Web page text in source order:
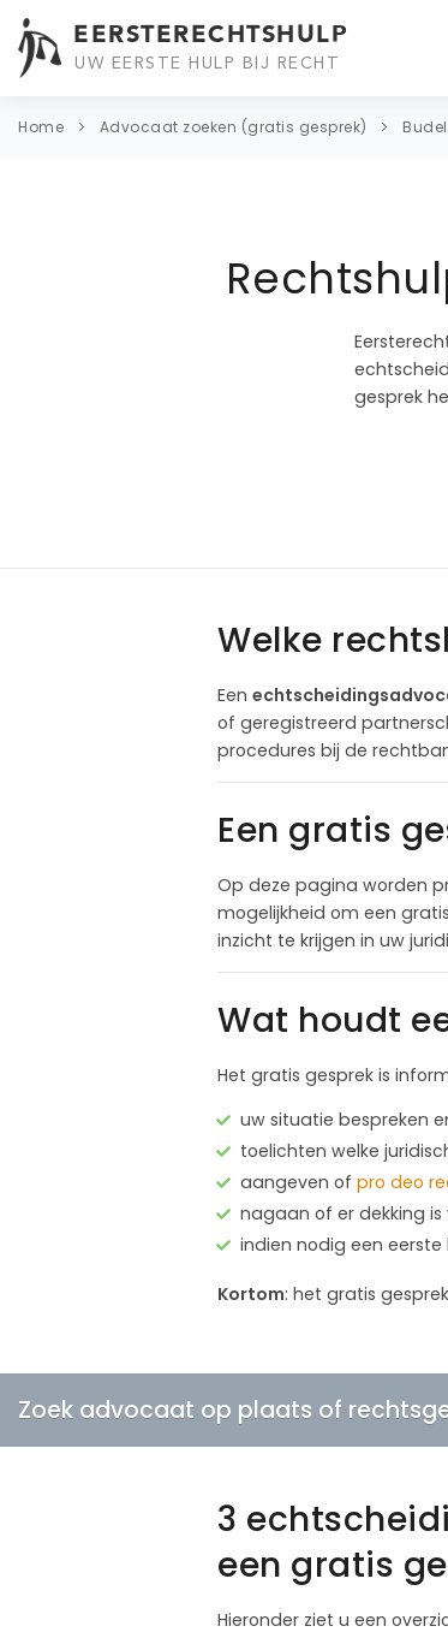
EERSTERECHTSHULP
UW EERSTE HULP BIJ RECHT
Home Advocaat zoeken (gratis gesprek) Budel
gesprek
Welke
Een
of geregistreerd
procedures bij de
Een gratis
Op deze pagina worden
mogelijkheid om een
inzicht te krijgen in uw
Wat houdt
Het gratis gesprek is
uw situatie bespreken
toelichten welke
aangeven of pro deo
nagaan of er dekking is
indien nodig een
Kortom: het gratis
Zoek advocaat op plaats of
3
een gratis
Hieronder ziet u een